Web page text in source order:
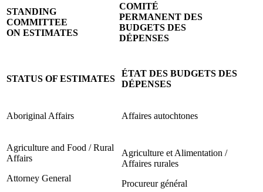
STANDING
COMMITTEE
ON ESTIMATES
COMITÉ
PERMANENT DES
BUDGETS DES
DÉPENSES
STATUS OF ESTIMATES
ÉTAT DES BUDGETS DES
DÉPENSES
Aboriginal Affairs Affaires autochtones
Agriculture and Food / Rural
Affairs
Attorney General
Agriculture et Alimentation /
Affaires rurales
Procureur général